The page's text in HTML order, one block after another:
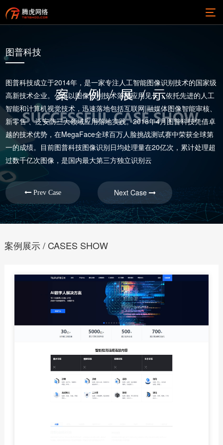
图普科技
图普科技成立于2014年，是一家专注人工智能图像识别技术的国家级
高新技术企业。公司以图像识别技术落地应用见长，依托先进的人工
智能和计算机视觉技术，迅速落地包括互联网|融媒体图像智能审核、
新零售 、泛安防三大领域应用落地实践。2018年4月图普科技凭借卓
越的技术优势，在MegaFace全球百万人脸挑战测试赛中荣获全球第
一的成绩。目前图普科技图像识别日均处理量在20亿次，累计处理超
过数千亿次图像，是国内最大第三方独立识别云
Prev Case Next Case
案例展示 / CASES SHOW